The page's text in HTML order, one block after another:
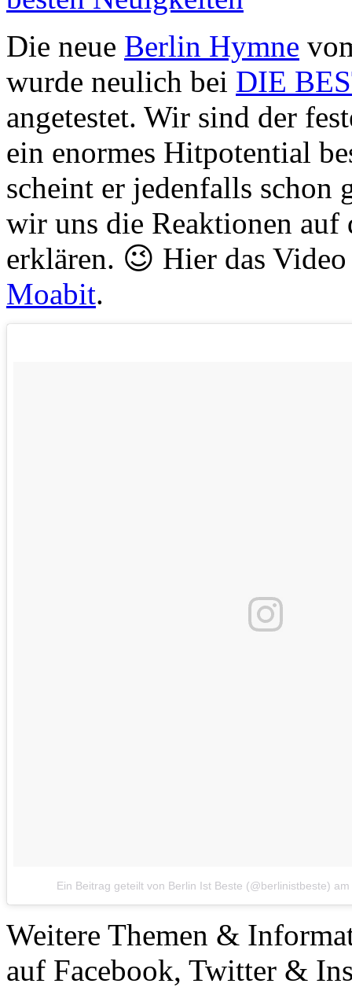
Die neue Berlin Hymne
wurde neulich bei DIE
angetestet. Wir sind der
ein enormes Hitpotential
scheint er jedenfalls schon
wir uns die Reaktionen
erklären. 😉 Hier das
Moabit.
Ein Beitrag geteilt von Berlin Ist Beste (@berlinistbeste) am
Weitere Themen &
auf Facebook, Twitter &